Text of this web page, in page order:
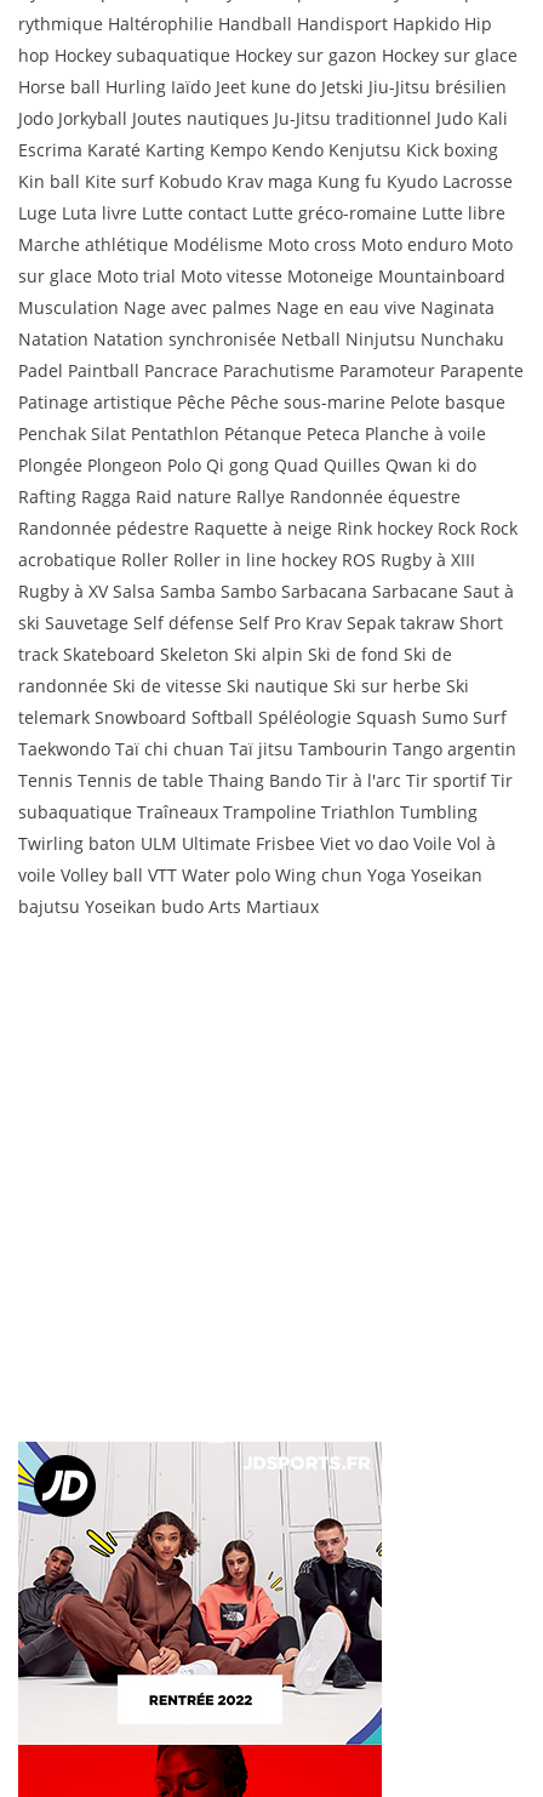
rythmique Haltérophilie Handball Handisport Hapkido Hip
hop Hockey subaquatique Hockey sur gazon Hockey sur glace
Horse ball Hurling Iaïdo Jeet kune do Jetski Jiu-Jitsu brésilien
Jodo Jorkyball Joutes nautiques Ju-Jitsu traditionnel Judo Kali
Escrima Karaté Karting Kempo Kendo Kenjutsu Kick boxing
Kin ball Kite surf Kobudo Krav maga Kung fu Kyudo Lacrosse
Luge Luta livre Lutte contact Lutte gréco-romaine Lutte libre
Marche athlétique Modélisme Moto cross Moto enduro Moto
sur glace Moto trial Moto vitesse Motoneige Mountainboard
Musculation Nage avec palmes Nage en eau vive Naginata
Natation Natation synchronisée Netball Ninjutsu Nunchaku
Padel Paintball Pancrace Parachutisme Paramoteur Parapente
Patinage artistique Pêche Pêche sous-marine Pelote basque
Penchak Silat Pentathlon Pétanque Peteca Planche à voile
Plongée Plongeon Polo Qi gong Quad Quilles Qwan ki do
Rafting Ragga Raid nature Rallye Randonnée équestre
Randonnée pédestre Raquette à neige Rink hockey Rock Rock
acrobatique Roller Roller in line hockey ROS Rugby à XIII
Rugby à XV Salsa Samba Sambo Sarbacana Sarbacane Saut à
ski Sauvetage Self défense Self Pro Krav Sepak takraw Short
track Skateboard Skeleton Ski alpin Ski de fond Ski de
randonnée Ski de vitesse Ski nautique Ski sur herbe Ski
telemark Snowboard Softball Spéléologie Squash Sumo Surf
Taekwondo Taï chi chuan Taï jitsu Tambourin Tango argentin
Tennis Tennis de table Thaing Bando Tir à l'arc Tir sportif Tir
subaquatique Traîneaux Trampoline Triathlon Tumbling
Twirling baton ULM Ultimate Frisbee Viet vo dao Voile Vol à
voile Volley ball VTT Water polo Wing chun Yoga Yoseikan
bajutsu Yoseikan budo Arts Martiaux